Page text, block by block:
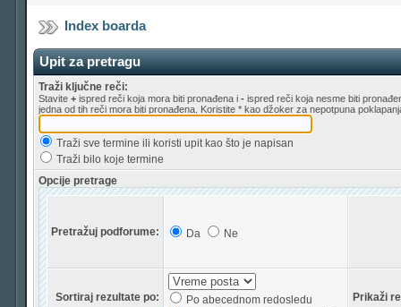
Index boarda
Upit za pretragu
Traži ključne reči:
Stavite + ispred reči koja mora biti pronađena i - ispred reči koja nesme biti
jedna od tih reči mora biti pronađena. Koristite * kao džoker za nepotpuna
Traži sve termine ili koristi upit kao što je napisan
Traži bilo koje termine
Opcije pretrage
Pretražuj podforume: Da Ne
Sortiraj rezultate po:
Po abecednom redosledu
Prikaži